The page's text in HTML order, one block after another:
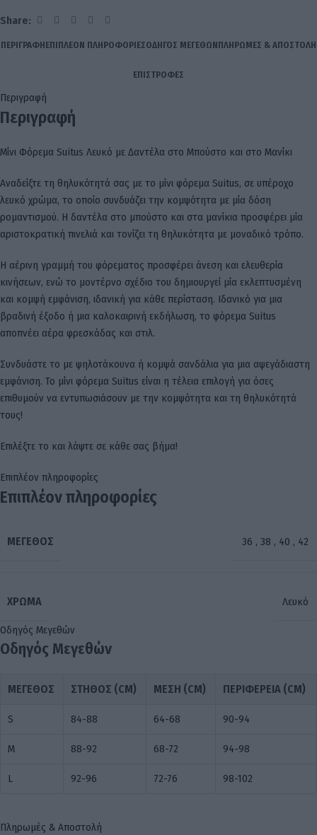
Share:
ΠΕΡΙΓΡΑΦΉΕΠΙΠΛΈΟΝ ΠΛΗΡΟΦΟΡΊΕΣΟΔΗΓΌΣ ΜΕΓΕΘΏΝΠΛΗΡΩΜΈΣ & ΑΠΟΣΤΟΛΉ
ΕΠΙΣΤΡΟΦΈΣ
Περιγραφή
Περιγραφή
Μίνι Φόρεμα Suitus Λευκό με Δαντέλα στο Μπούστο και στο Μανίκι
Αναδείξτε τη θηλυκότητά σας με το μίνι φόρεμα Suitus, σε υπέροχο
λευκό χρώμα, το οποίο συνδυάζει την κομψότητα με μία δόση
ρομαντισμού. Η δαντέλα στο μπούστο και στα μανίκια προσφέρει μία
αριστοκρατική πινελιά και τονίζει τη θηλυκότητα με μοναδικό τρόπο.
Η αέρινη γραμμή του φόρεματος προσφέρει άνεση και ελευθερία
κινήσεων, ενώ το μοντέρνο σχέδιο του δημιουργεί μία εκλεπτυσμένη
και κομψή εμφάνιση, ιδανική για κάθε περίσταση. Ιδανικό για μια
βραδινή έξοδο ή μια καλοκαιρινή εκδήλωση, το φόρεμα Suitus
αποπνέει αέρα φρεσκάδας και στιλ.
Συνδυάστε το με ψηλοτάκουνα ή κομψά σανδάλια για μια αψεγάδιαστη
εμφάνιση. Το μίνι φόρεμα Suitus είναι η τέλεια επιλογή για όσες
επιθυμούν να εντυπωσιάσουν με την κομψότητα και τη θηλυκότητά
τους!
Επιλέξτε το και λάψτε σε κάθε σας βήμα!
Επιπλέον πληροφορίες
Επιπλέον πληροφορίες
ΜΈΓΕΘΟΣ 36 , 38 , 40 , 42
ΧΡΏΜΑ Λευκό
Οδηγός Μεγεθών
Οδηγός Μεγεθών
ΜΈΓΕΘΟΣ ΣΤΉΘΟΣ (CM) ΜΈΣΗ (CM) ΠΕΡΙΦΈΡΕΙΑ (CM)
S 84-88 64-68 90-94
M 88-92 68-72 94-98
L 92-96 72-76 98-102
Πληρωμές & Αποστολή